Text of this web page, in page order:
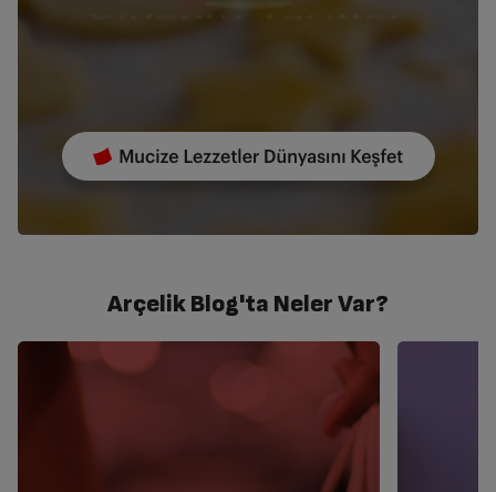
Arçelik Blog'ta Neler Var?